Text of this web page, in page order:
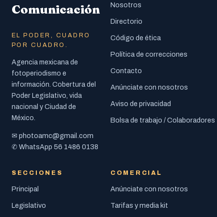
Comunicación
EL PODER, CUADRO
POR CUADRO.
Agencia mexicana de
fotoperiodismo e
información. Cobertura del
Poder Legislativo, vida
nacional y Ciudad de
México.
✉ photoamc@gmail.com
✆ WhatsApp 56 1486 0138
Nosotros
Directorio
Código de ética
Política de correcciones
Contacto
Anúnciate con nosotros
Aviso de privacidad
Bolsa de trabajo / Colaboradores
SECCIONES
Principal
Legislativo
COMERCIAL
Anúnciate con nosotros
Tarifas y media kit